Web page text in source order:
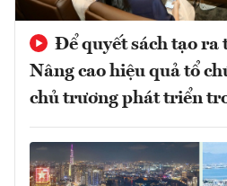
Để quyết sách tạo ra
Nâng cao hiệu quả tổ
chủ trương phát triển